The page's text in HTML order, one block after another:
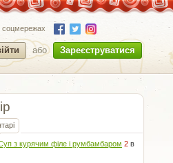
соцмережах
або Зареєструватися
з курячим філе і румбамбаром 2 в